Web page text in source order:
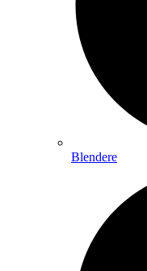
Blendere